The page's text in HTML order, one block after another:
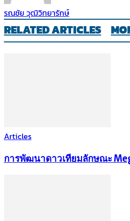
รณชัย วุฒิวิทยารักษ์
RELATED ARTICLES
Articles
การพัฒนาดาวเทียมลักษณะ